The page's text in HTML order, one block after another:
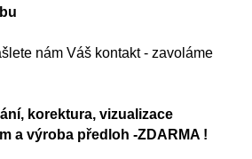
nám Váš kontakt - zavoláme
korektura, vizualizace
a výroba předloh -ZDARMA !